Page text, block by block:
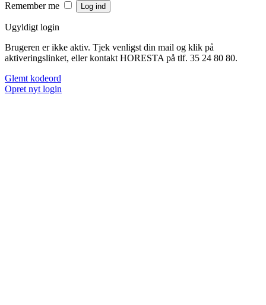
Remember me
Ugyldigt login
Brugeren er ikke aktiv. Tjek venligst din mail og klik på
aktiveringslinket, eller kontakt HORESTA på tlf. 35 24 80 80.
Glemt kodeord
Opret nyt login